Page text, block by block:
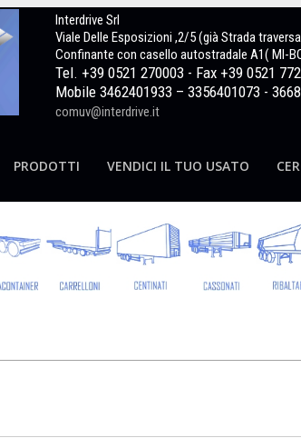
Interdrive Srl
Viale Delle Esposizioni ,2/5 (già Strada
Confinante con casello autostradale A1( MI-
Tel. +39 0521 270003 - Fax +39 0521
Mobile 3462401933 – 3356401073 -
comuv@interdrive.it
PRODOTTI VENDICI IL TUO USATO